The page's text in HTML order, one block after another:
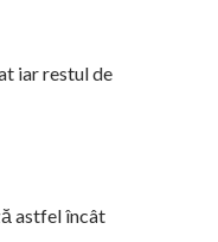
iar restul de
astfel încât